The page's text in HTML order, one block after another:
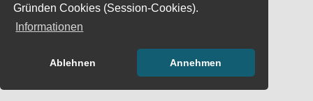
Gründen Cookies (Session-Cookies).
Informationen
Ablehnen Annehmen